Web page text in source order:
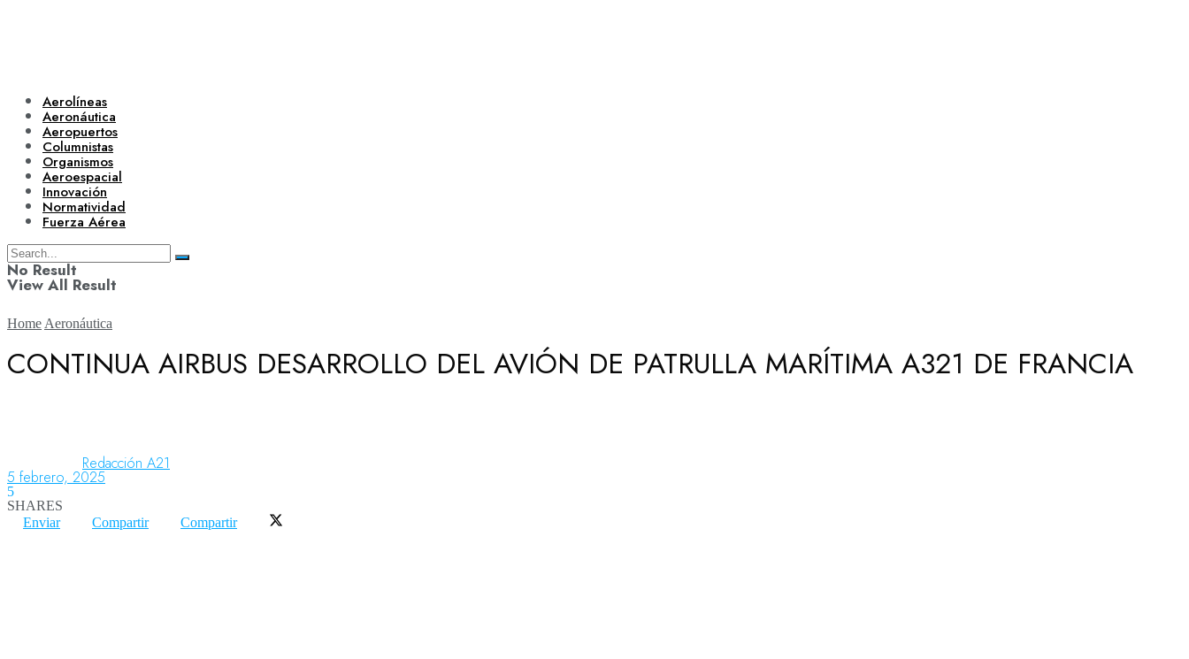
Aerolíneas
Aeronáutica
Aeropuertos
Columnistas
Organismos
Aeroespacial
Innovación
Normatividad
Fuerza Aérea
No Result
View All Result
Aeronáutica
Aeropuertos
Home Aeronáutica
CONTINUA AIRBUS DESARROLLO DEL AVIÓN DE PATRULLA MARÍTIMA A321 DE FRANCIA
Redacción A21
5 febrero, 2025
5
SHARES
Enviar
Compartir Compartir